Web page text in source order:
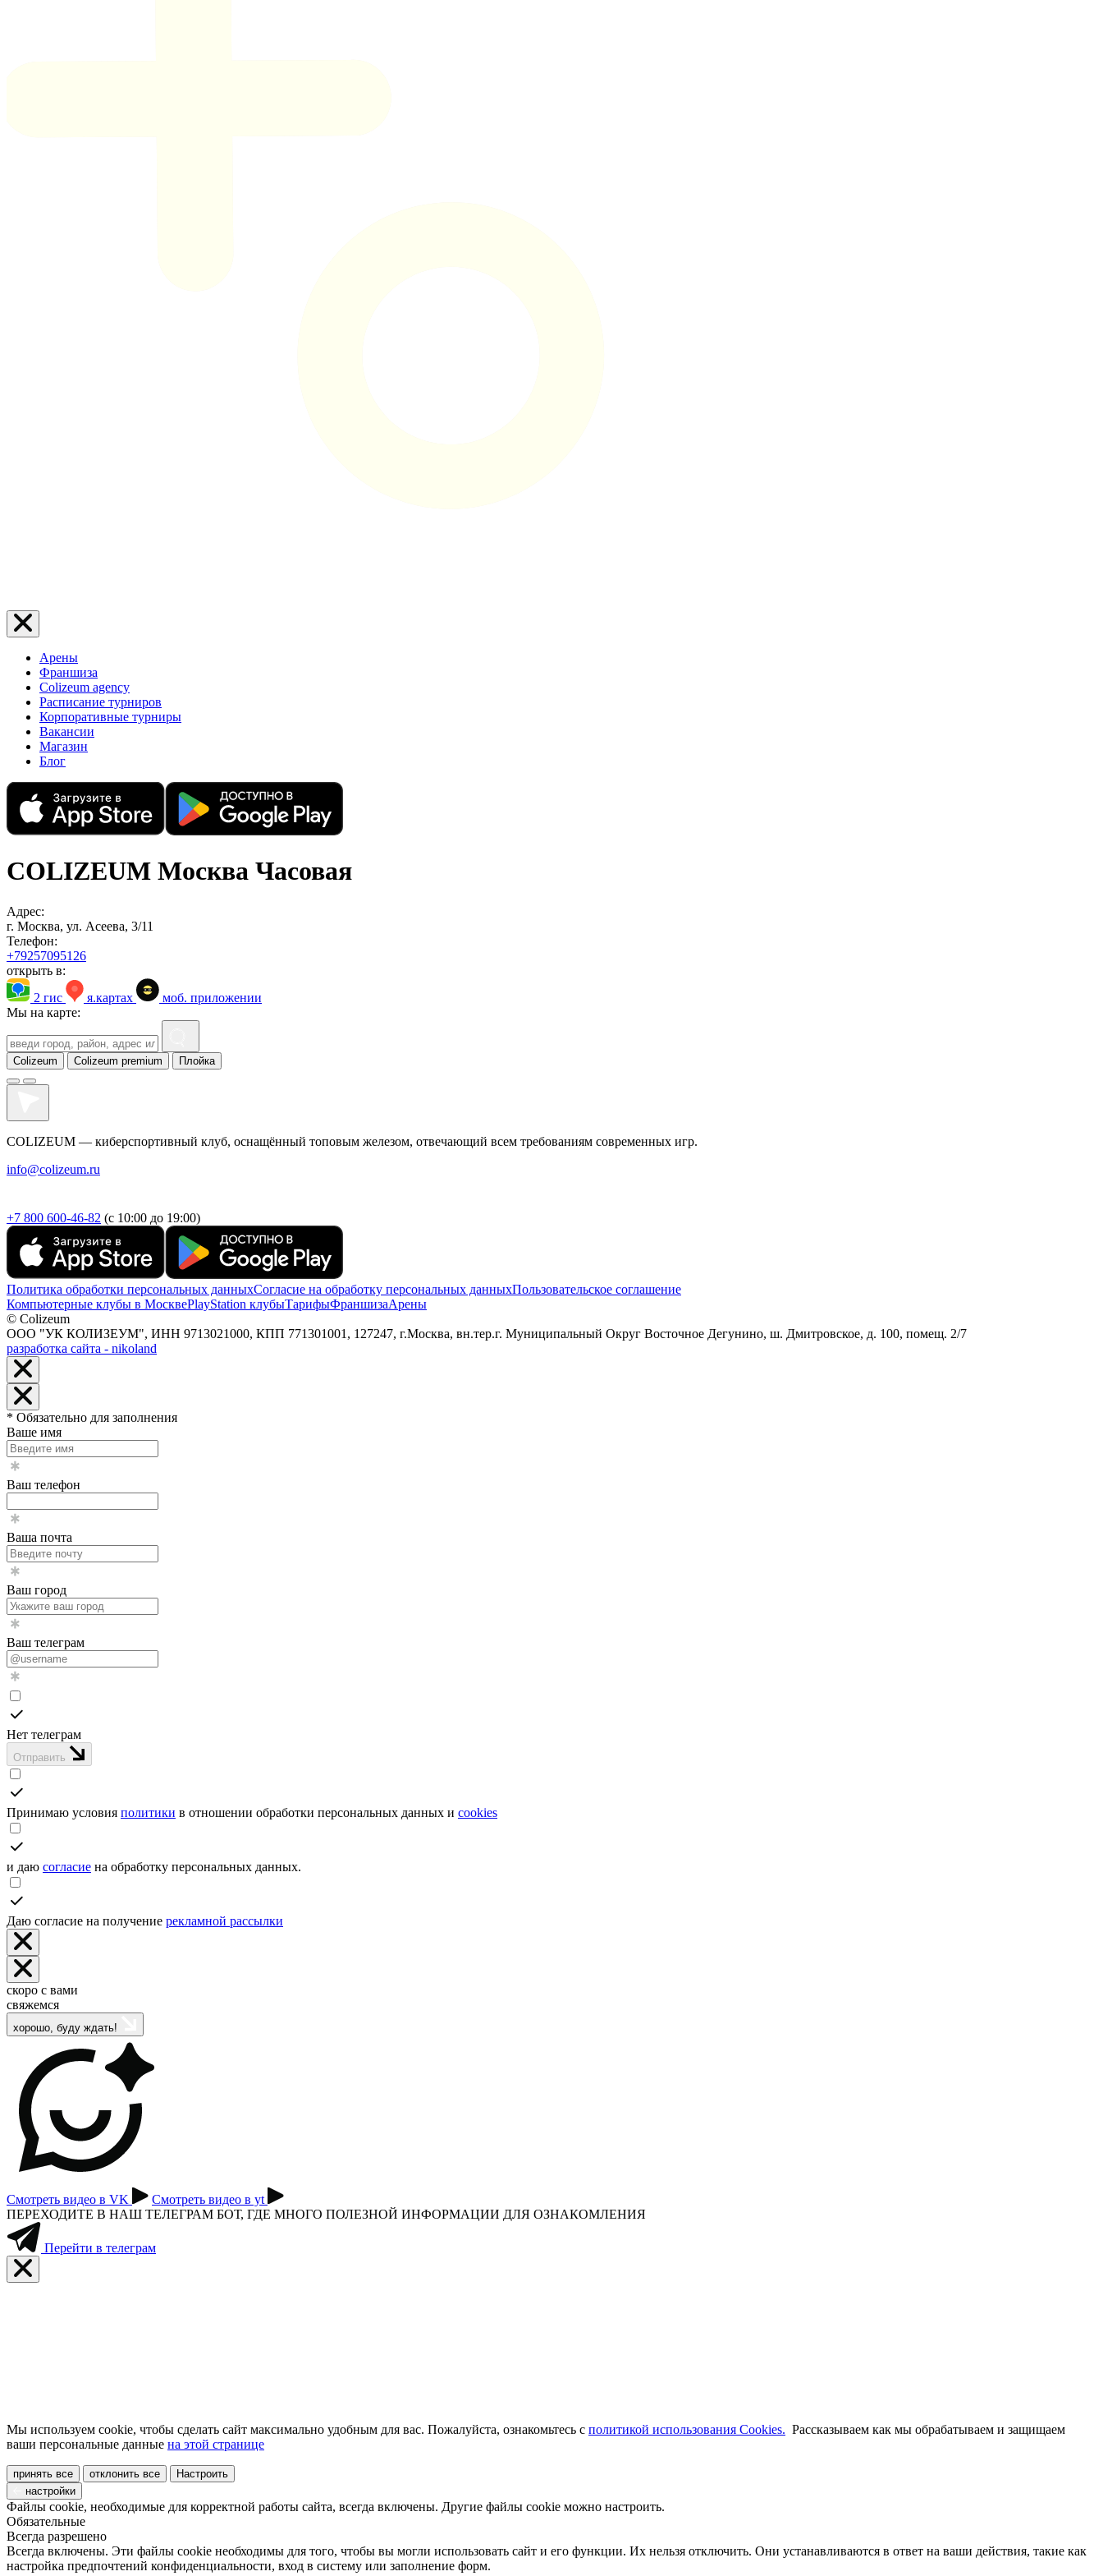
Арены
Франшиза
Colizeum agency
Расписание турниров
Корпоративные турниры
Вакансии
Магазин
Блог
COLIZEUM Москва Часовая
Адрес:
г. Москва, ул. Асеева, 3/11
Телефон:
+79257095126
открыть в:
2 гис
я.картах
моб. приложении
Мы на карте:
Colizeum Colizeum premium Плойка
COLIZEUM — киберспортивный клуб, оснащённый топовым железом, отвечающий всем требованиям современных игр.
info@colizeum.ru
+7 800 600-46-82 (с 10:00 до 19:00)
Политика обработки персональных данныхСогласие на обработку персональных данныхПользовательское соглашение
Компьютерные клубы в МосквеPlayStation клубыТарифыФраншизаАрены
© Colizeum
ООО "УК КОЛИЗЕУМ", ИНН 9713021000, КПП 771301001, 127247, г.Москва, вн.тер.г. Муниципальный Округ Восточное Дегунино, ш. Дмитровское, д. 100, помещ. 2/7
разработка сайта - nikoland
* Обязательно для заполнения
Ваше имя
Ваш телефон
Ваша почта
Ваш город
Ваш телеграм
Нет телеграм
Отправить
Принимаю условия политики в отношении обработки персональных данных и cookies
и даю согласие на обработку персональных данных.
Даю согласие на получение рекламной рассылки
скоро с вами
свяжемся
хорошо, буду ждать!
Смотреть видео в VK
Смотреть видео в yt
ПЕРЕХОДИТЕ В НАШ ТЕЛЕГРАМ БОТ, ГДЕ МНОГО ПОЛЕЗНОЙ ИНФОРМАЦИИ ДЛЯ ОЗНАКОМЛЕНИЯ
Перейти в телеграм
Мы используем cookie, чтобы сделать сайт максимально удобным для вас. Пожалуйста, ознакомьтесь с политикой использования Cookies. Рассказываем как мы обрабатываем и защищаем
ваши персональные данные на этой странице
принять все отклонить все
Настроить
настройки
Файлы cookie, необходимые для корректной работы сайта, всегда включены. Другие файлы cookie можно настроить.
Обязательные
Всегда разрешено
Всегда включены. Эти файлы cookie необходимы для того, чтобы вы могли использовать сайт и его функции. Их нельзя отключить. Они устанавливаются в ответ на ваши действия, такие как
настройка предпочтений конфиденциальности, вход в систему или заполнение форм.